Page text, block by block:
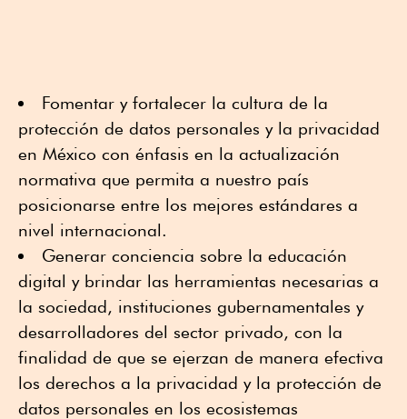
Fomentar y fortalecer la cultura de la
protección de datos personales y la privacidad
en México con énfasis en la actualización
normativa que permita a nuestro país
posicionarse entre los mejores estándares a
nivel internacional.
Generar conciencia sobre la educación
digital y brindar las herramientas necesarias a
la sociedad, instituciones gubernamentales y
desarrolladores del sector privado, con la
finalidad de que se ejerzan de manera efectiva
los derechos a la privacidad y la protección de
datos personales en los ecosistemas